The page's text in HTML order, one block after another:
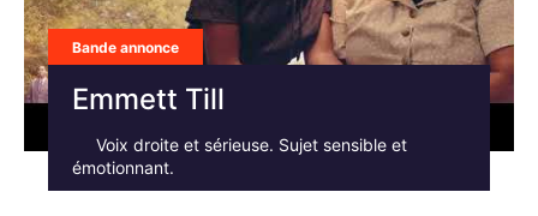
Bande annonce
Emmett Till
Voix droite et sérieuse. Sujet sensible et
émotionnant.